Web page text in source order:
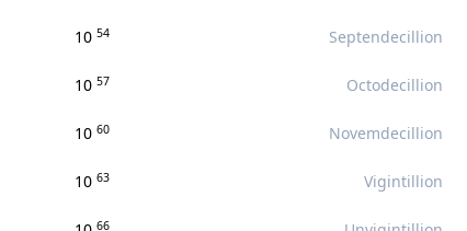
10 54 Septendecillion
10 57 Octodecillion
10 60 Novemdecillion
10 63 Vigintillion
66